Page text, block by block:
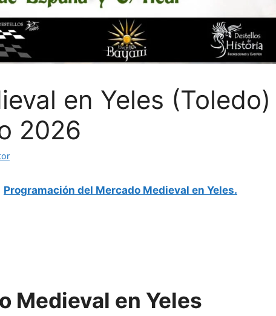
en Yeles (Toledo)
2026
Programación del Mercado Medieval en Yeles.
Medieval en Yeles